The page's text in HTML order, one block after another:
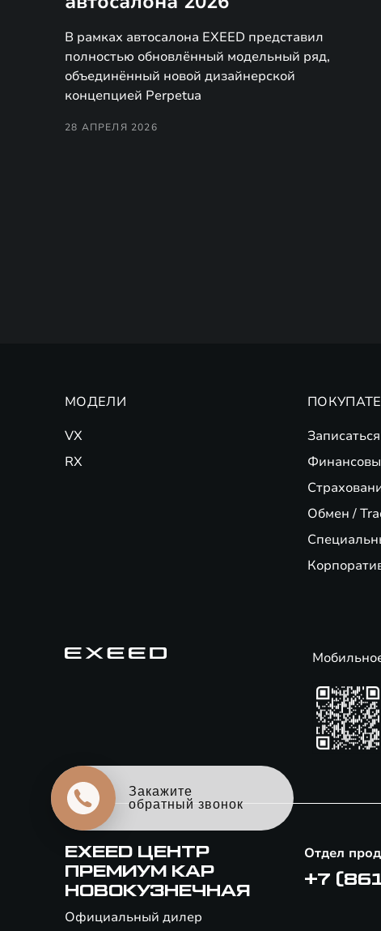
В рамках автосалона EXEED представил
полностью обновлённый модельный ряд,
объединённый новой дизайнерской
концепцией Perpetua
28 АПРЕЛЯ 2026
МОДЕЛИ
VX
RX
Обмен /
EXEED ЦЕНТР
ПРЕМИУМ КАР
НОВОКУЗНЕЧНАЯ
Официальный дилер
Отдел
+7
Закажите
обратный звонок